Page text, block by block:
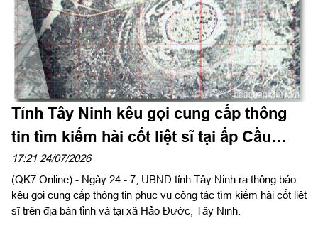
Tỉnh Tây Ninh kêu gọi cung cấp thông
tin tìm kiếm hài cốt liệt sĩ tại ấp Cầu
Vịnh, xã Hảo Đước
17:21 24/07/2026
(QK7 Online) - Ngày 24 - 7, UBND tỉnh Tây Ninh ra thông báo
kêu gọi cung cấp thông tin phục vụ công tác tìm kiếm hài cốt liệt
sĩ trên địa bàn tỉnh và tại xã Hảo Đước, Tây Ninh.